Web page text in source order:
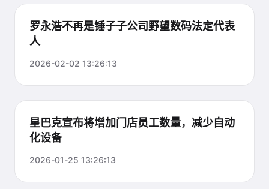
罗永浩不再是锤子子公司野望数码法定代表
人
2026-02-02 13:26:13
星巴克宣布将增加门店员工数量，减少自动
化设备
2026-01-25 13:26:13